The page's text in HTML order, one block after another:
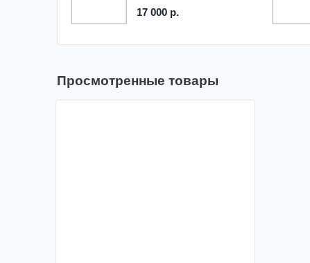
17 000 р.
Просмотренные товары